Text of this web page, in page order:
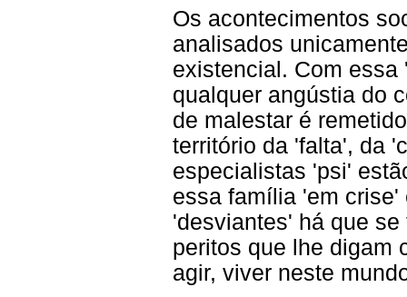
Os acontecimentos
analisados
existencial. Com
qualquer angústia do
de malestar é
território da 'falta', da
especialistas 'psi'
essa família 'em
'desviantes' há que
peritos que lhe digam
agir, viver neste